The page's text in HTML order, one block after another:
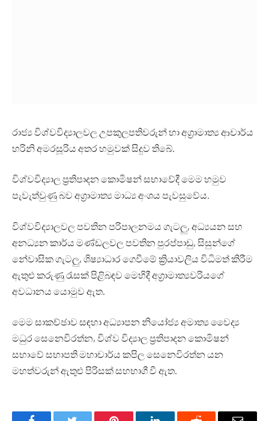
රාජ්‍ය විශ්වවිද්‍යාලවල උපකුලපතිවරුන් හා අග්‍රාමාත්‍ය ආචාර්ය
හරිනි අමරසූරිය අතර හමුවක් සිදුව තිබේ.
විශ්වවිද්‍යාල ප්‍රතිපාදන කොමිෂන් සභාවේදී මෙම හමුව
පැවැත්වුණු බව අග්‍රාමාත්‍ය මාධ්‍ය අංශය පැවසුවේය.
විශ්වවිද්‍යාලවල පවතින පරිපාලනමය ගැටලු, අධ්‍යයන සහ
අනධ්‍යන කාර්ය මණ්ඩලවල පවතින පුරප්පාඩු, සිසුන්ගේ
නේවාසික ගැටලු, ශිෂ්‍යාධාර ගෙවීමේ ක්‍රියාවලිය විධිමත් කිරීම
ඇතුළු කරුණු රැසක් පිළිබඳව මෙහිදී අග්‍රාමාත්‍යවරියගේ
අවධානය යොමුව ඇත.
මෙම සාකච්ඡාව සඳහා අධ්‍යාපන නියෝජ්‍ය අමාත්‍ය වෛද්‍ය
මධුර සෙනෙවිරත්න, විශ්ව විද්‍යාල ප්‍රතිපාදන කොමිෂන්
සභාවේ සභාපති මහාචාර්ය කපිල සෙනෙවිරත්න යන
මහත්වරුන් ඇතුළු පිරිසක් සහභාගී වී ඇත.